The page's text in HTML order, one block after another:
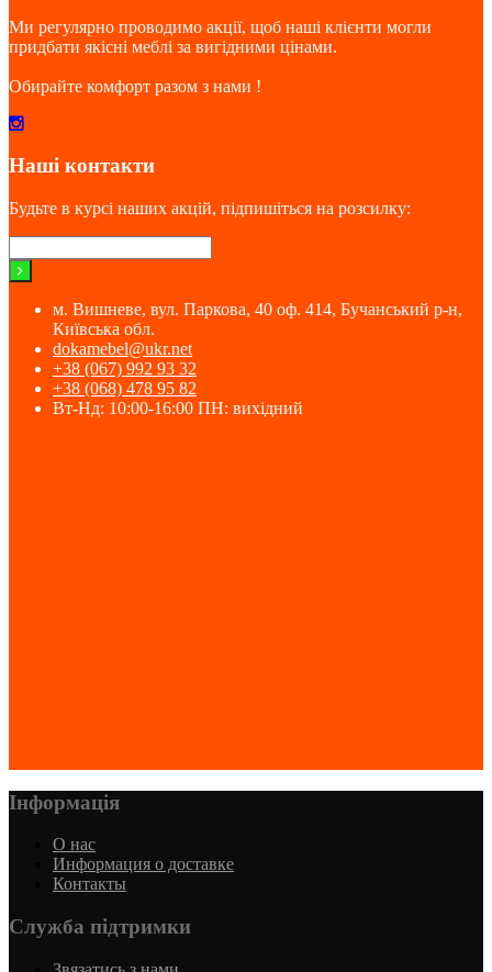
Ми регулярно проводимо акції, щоб наші клієнти могли
придбати якісні меблі за вигідними цінами.
Обирайте комфорт разом з нами !
Наші контакти
Будьте в курсі наших акцій, підпишіться на розсилку:
м. Вишневе, вул. Паркова, 40 оф. 414, Бучанський р-н,
Київська обл.
dokamebel@ukr.net
+38 (067) 992 93 32
+38 (068) 478 95 82
Вт-Нд: 10:00-16:00 ПН: вихідний
Інформація
О нас
Информация о доставке
Контакты
Служба підтримки